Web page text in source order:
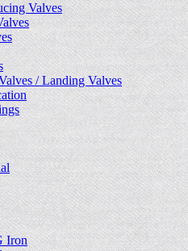
Valves
/ Landing Valves
Iron